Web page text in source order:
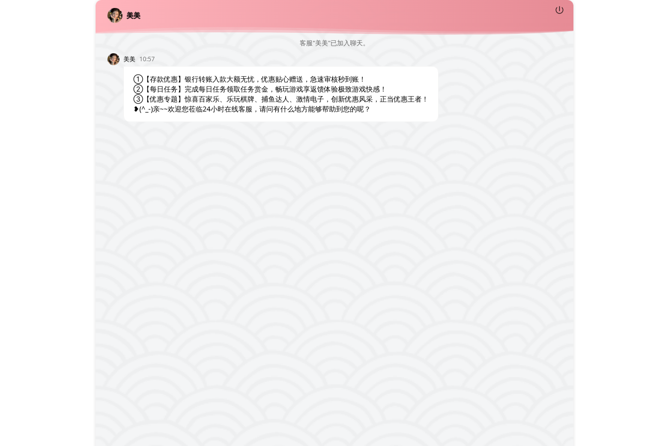
美美
客服"美美"已加入聊天。
美美 10:57
①【存款优惠】银行转账入款大额无忧，优惠贴心赠送，急速审核秒到账！
②【每日任务】完成每日任务领取任务赏金，畅玩游戏享返馈体验极致游戏快感！
③【优惠专题】惊喜百家乐、乐玩棋牌、捕鱼达人、激情电子，创新优惠风采，正当优惠王者！
❥(^_-)亲~~欢迎您莅临24小时在线客服，请问有什么地方能够帮助到您的呢？